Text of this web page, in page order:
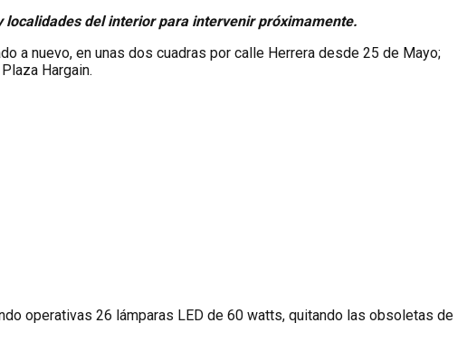
del interior para intervenir próximamente.
a nuevo, en unas dos cuadras por calle Herrera desde 25 de Mayo;
Hargain.
operativas 26 lámparas LED de 60 watts, quitando las obsoletas de